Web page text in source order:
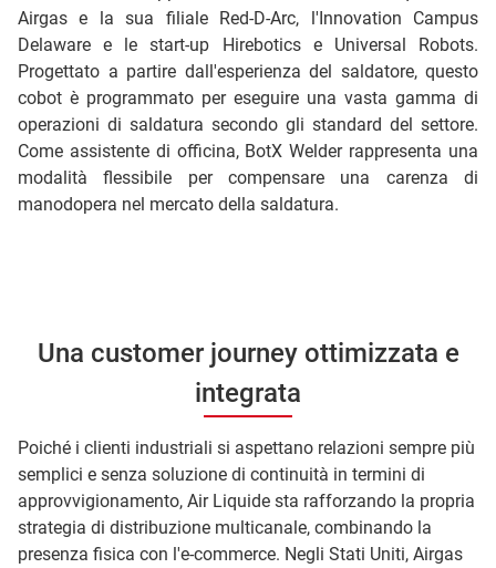
Airgas e la sua filiale Red-D-Arc, l'Innovation Campus
Delaware e le start-up Hirebotics e Universal Robots.
Progettato a partire dall'esperienza del saldatore, questo
cobot è programmato per eseguire una vasta gamma di
operazioni di saldatura secondo gli standard del settore.
Come assistente di officina, BotX Welder rappresenta una
modalità flessibile per compensare una carenza di
manodopera nel mercato della saldatura.
Una customer journey ottimizzata e
integrata
Poiché i clienti industriali si aspettano relazioni sempre più
semplici e senza soluzione di continuità in termini di
approvvigionamento, Air Liquide sta rafforzando la propria
strategia di distribuzione multicanale, combinando la
presenza fisica con l'e-commerce. Negli Stati Uniti, Airgas